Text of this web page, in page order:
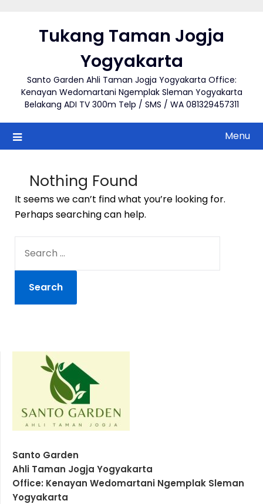
Tukang Taman Jogja
Yogyakarta
Santo Garden Ahli Taman Jogja Yogyakarta Office:
Kenayan Wedomartani Ngemplak Sleman Yogyakarta
Belakang ADI TV 300m Telp / SMS / WA 081329457311
Menu
Nothing Found
It seems we can’t find what you’re looking for.
Perhaps searching can help.
FOR:
Santo Garden
Ahli Taman Jogja Yogyakarta
Office: Kenayan Wedomartani Ngemplak Sleman
Yogyakarta